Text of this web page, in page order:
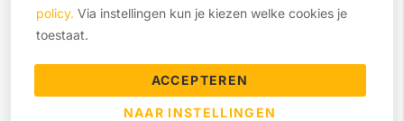
policy. Via instellingen kun je kiezen welke cookies je
toestaat.
ACCEPTEREN
NAAR INSTELLINGEN